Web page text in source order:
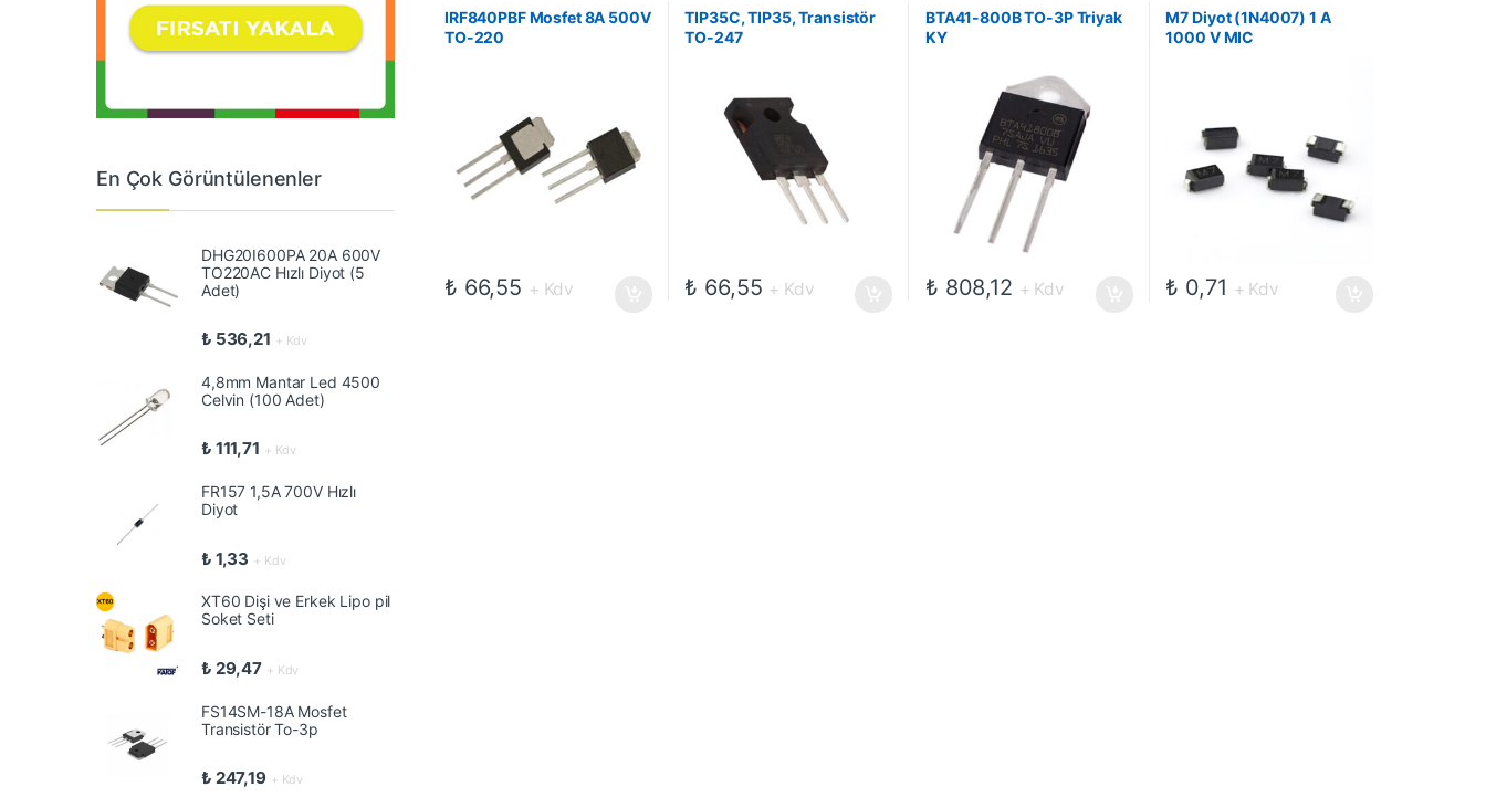
IRF840PBF Mosfet 8A 500V
TO-220
₺ 66,55 + Kdv
TIP35C, TIP35, Transistör
TO-247
₺ 66,55 + Kdv
BTA41-800B TO-3P Triyak
KY
₺ 808,12 + Kdv
Diyotlar,Güç Yarı İletkenleri
M7 Diyot (1N4007) 1 A
1000 V MIC
₺ 0,71 + Kdv
En Çok Görüntülenenler
DHG20I600PA 20A 600V
TO220AC Hızlı Diyot (5
Adet)
₺ 536,21 + Kdv
4,8mm Mantar Led 4500
Celvin (100 Adet)
₺ 111,71 + Kdv
FR157 1,5A 700V Hızlı
Diyot
₺ 1,33 + Kdv
XT60 Dişi ve Erkek Lipo pil
Soket Seti
₺ 29,47 + Kdv
FS14SM-18A Mosfet
Transistör To-3p
₺ 247,19 + Kdv